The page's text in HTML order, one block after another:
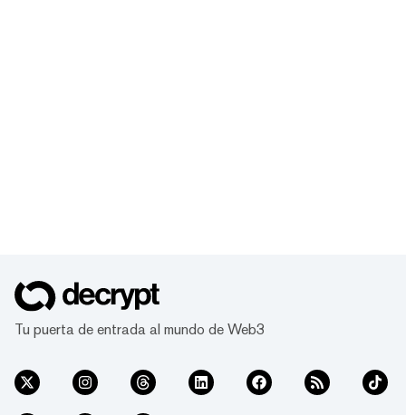
Tu puerta de entrada al mundo de Web3